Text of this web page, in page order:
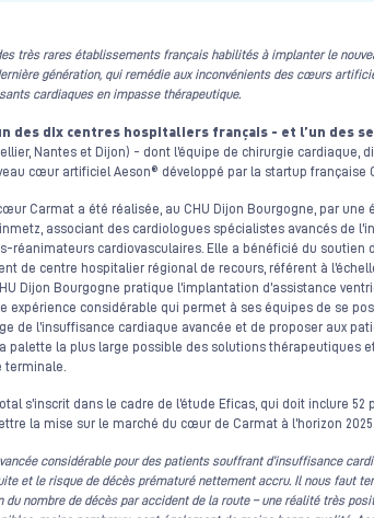
très rares établissements français habilités à implanter le
génération, qui remédie aux inconvénients des cœurs
cardiaques en impasse thérapeutique.
des dix centres hospitaliers français - et l’un des
Nantes et Dijon) - dont l’équipe de chirurgie cardiaque,
cœur artificiel Aeson® développé par la startup française
Carmat a été réalisée, au CHU Dijon Bourgogne, par une
associant des cardiologues spécialistes avancés de
réanimateurs cardiovasculaires. Elle a bénéficié du soutien
de centre hospitalier régional de recours, référent à
Dijon Bourgogne pratique l’implantation d’assistance
expérience considérable qui permet à ses équipes de se
de l’insuffisance cardiaque avancée et de proposer aux
palette la plus large possible des solutions thérapeutiques
terminale.
s’inscrit dans le cadre de l’étude Eficas, qui doit inclure
la mise sur le marché du cœur de Carmat à l’horizon 2025.
considérable pour des patients souffrant d’insuffisance
et le risque de décès prématuré nettement accru. Il nous faut
nombre de décès par accident de la route – une réalité très